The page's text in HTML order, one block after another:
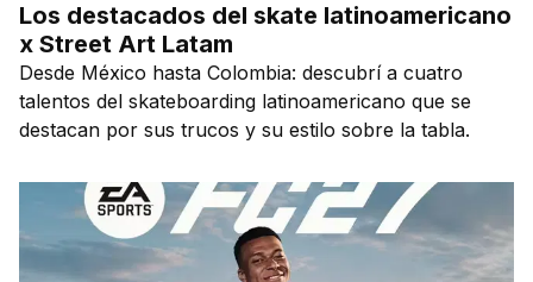
Los destacados del skate latinoamericano
x Street Art Latam
Desde México hasta Colombia: descubrí a cuatro
talentos del skateboarding latinoamericano que se
destacan por sus trucos y su estilo sobre la tabla.